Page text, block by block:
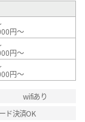
円～
円～
円～
wifiあり
ド決済OK